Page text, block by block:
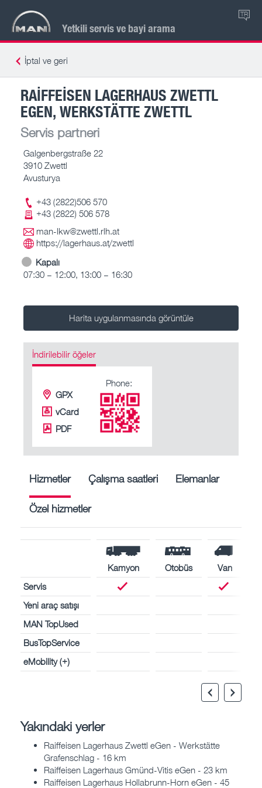
Yetkili servis ve bayi arama
TR
İptal ve geri
RAIFFEISEN LAGERHAUS ZWETTL
EGEN, WERKSTÄTTE ZWETTL
Servis partneri
Galgenbergstraße 22
3910 Zwettl
Avusturya
+43 (2822)506 570
+43 (2822) 506 578
man-lkw@zwettl.rlh.at
https://lagerhaus.at/zwettl
Kapalı
07:30 – 12:00, 13:00 – 16:30
Harita uygulanmasında görüntüle
İndirilebilir öğeler
GPX
vCard
PDF
Phone:
Hizmetler Çalışma saatleri Elemanlar
Özel hizmetler
Kamyon Otobüs
Van
Servis
Yeni araç satışı
MAN TopUsed
BusTopService
eMobility (+)
Yakındaki yerler
Raiffeisen Lagerhaus Zwettl eGen - Werkstätte
Grafenschlag - 16 km
Raiffeisen Lagerhaus Gmünd-Vitis eGen - 23 km
Raiffeisen Lagerhaus Hollabrunn-Horn eGen - 45